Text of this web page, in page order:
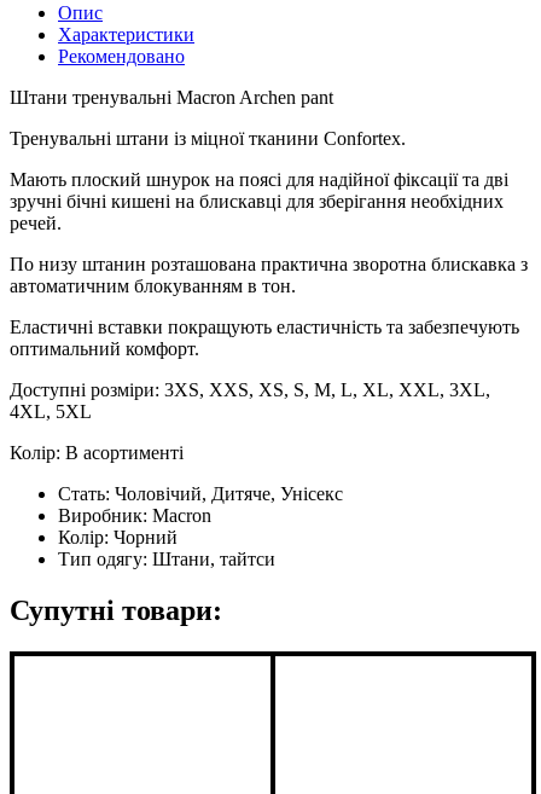
Опис
Характеристики
Рекомендовано
Штани тренувальні Macron Archen pant
Тренувальні штани із міцної тканини Confortex.
Мають плоский шнурок на поясі для надійної фіксації та дві
зручні бічні кишені на блискавці для зберігання необхідних
речей.
По низу штанин розташована практична зворотна блискавка з
автоматичним блокуванням в тон.
Еластичні вставки покращують еластичність та забезпечують
оптимальний комфорт.
Доступні розміри: 3XS, XXS, XS, S, M, L, XL, XXL, 3XL,
4XL, 5XL
Колір: В асортименті
Стать: Чоловічий, Дитяче, Унісекс
Виробник: Macron
Колір: Чорний
Тип одягу: Штани, тайтси
Супутні товари: